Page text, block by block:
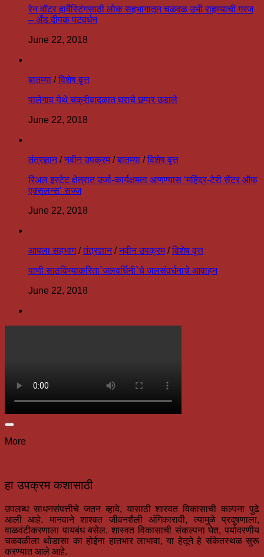
रेन वॉटर हार्वेस्टिंगसाठी लोक सहभागातून चळवळ उभी राहण्याची गरज
– अँड.दीपक पटवर्धन
June 22, 2018
बातम्या /विशेष वृत्त
पालेगाव येथे चक्रीवादळात घराचे छप्पर उडाले
June 22, 2018
तंत्रज्ञान/नवीन उपक्रम/बातम्या /विशेष वृत्त
रिअल इस्टेट क्षेत्रात उर्जा-कार्यक्षमता आणण्यास ‘महिंद्र-टेरी सेंटर ऑफ
एक्सलन्स’ सज्ज
June 22, 2018
आपला सहभाग/तंत्रज्ञान/नवीन उपक्रम/विशेष वृत्त
पाणी साठविण्याकरिता`जलवर्धिनी`चे जलसंवर्धनाचे आवाहन
June 22, 2018
More
हा उपक्रम कशासाठी
उपलब्ध साधनसंपत्तीचे जतन व्हावे, यासाठी शास्वत विकासाची कल्पना पुढे
आली आहे. मानवाने शाश्वत जीवनशैली अंगिकारावी, त्यामुळे प्रदूषणाला,
वाळवंटीकरणाला पायबंध बसेल. शास्वत विकासाची संकल्पना घेत, पर्यावरणीय
चळवळीला थोडासा का होईना हातभार लाभावा, या हेतूने हे संकेतस्थळ सुरू
करण्यात आले आहे.